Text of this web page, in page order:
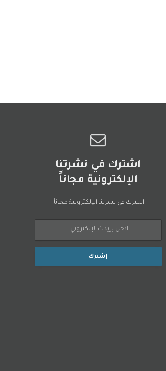
اشترك في نشرتنا
الإلكترونية مجاناً
اشترك في نشرتنا الإلكترونية مجاناً.